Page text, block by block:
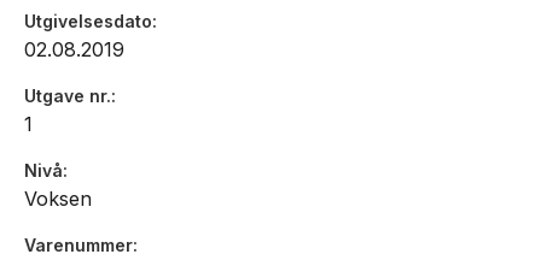
Utgivelsesdato
02.08.2019
Utgave nr.
1
Nivå
Voksen
Varenummer